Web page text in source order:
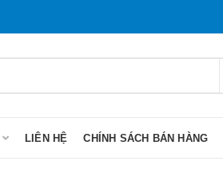
LIÊN HỆ CHÍNH SÁCH BÁN HÀNG